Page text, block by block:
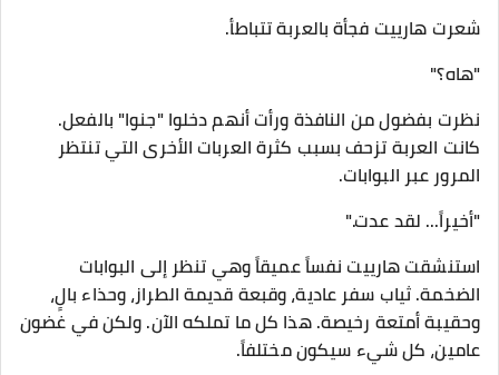
​شعرت هارييت فجأة بالعربة تتباطأ.
"هاه؟"
نظرت بفضول من النافذة ورأت أنهم دخلوا "جنوا" بالفعل.
كانت العربة تزحف بسبب كثرة العربات الأخرى التي تنتظر
المرور عبر البوابات.
"أخيراً... لقد عدت."
استنشقت هارييت نفساً عميقاً وهي تنظر إلى البوابات
الضخمة. ثياب سفر عادية، وقبعة قديمة الطراز، وحذاء بالٍ،
وحقيبة أمتعة رخيصة. هذا كل ما تملكه الآن. ولكن في غضون
عامين، كل شيء سيكون مختلفاً.